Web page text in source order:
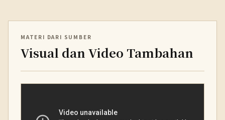
MATERI DARI SUMBER
Visual dan Video Tambahan